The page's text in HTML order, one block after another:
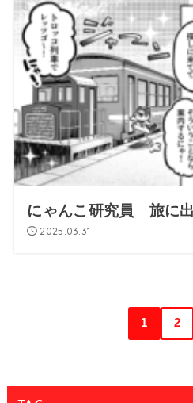
にゃんこ研究員 旅に
2025.03.31
1 2